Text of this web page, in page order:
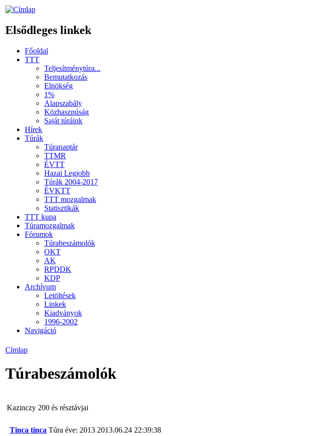
Elsődleges linkek
Főoldal
TTT
Teljesítménytúra...
Bemutatkozás
Elnökség
1%
Alapszabály
Közhasznúság
Saját túráink
Hírek
Túrák
Túranaptár
TTMR
ÉVTT
Hazai Legjobb
Túrák 2004-2017
ÉVKTT
TTT mozgalmak
Statisztikák
TTT kupa
Túramozgalmak
Fórumok
Túrabeszámolók
OKT
AK
RPDDK
KDP
Archívum
Letöltések
Linkek
Kiadványok
1996-2002
Navigáció
Címlap
Túrabeszámolók
Kazinczy 200 és résztávjai
Tinca tinca Túra éve: 2013 2013.06.24 22:39:38